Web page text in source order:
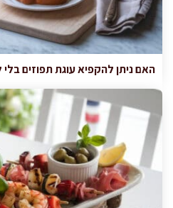
האם ניתן להקפיא עוגת תפוזים